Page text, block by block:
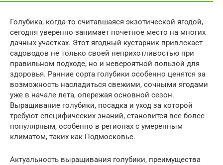
Голубика, когда-то считавшаяся экзотической ягодой,
сегодня уверенно занимает почетное место на многих
дачных участках. Этот ягодный кустарник привлекает
садоводов не только своей неприхотливостью при
правильном подходе, но и невероятной пользой для
здоровья. Ранние сорта голубики особенно ценятся за
возможность насладиться свежими, сочными ягодами
уже в начале лета, опережая основной сезон.
Выращивание голубики, посадка и уход за которой
требуют специфических знаний, становится все более
популярным, особенно в регионах с умеренным
климатом, таких как Подмосковье.
Актуальность выращивания голубики, преимущества